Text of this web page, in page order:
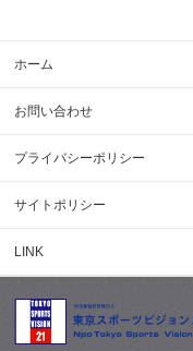
ホーム
お問い合わせ
プライバシーポリシー
サイトポリシー
LINK